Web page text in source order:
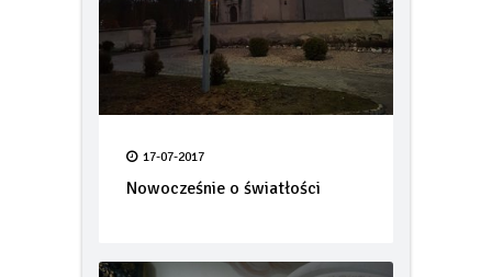
17-07-2017